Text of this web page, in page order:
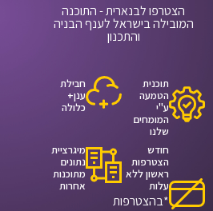
הצטרפו לבנארית - התוכנה
המובילה בישראל לענף הבניה
והתכנון
תוכנית
הטמעה
ע"י
המומחים
שלנו
חבילת
ענן+
כלולה
חודש
הצטרפות
ראשון ללא
עלות
*בהצטרפות
מיגרציית
נתונים
מתוכנות
אחרות